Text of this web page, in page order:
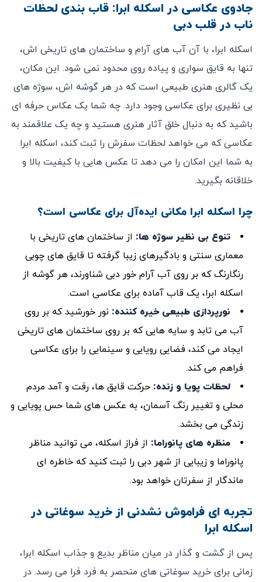
جادوی عکاسی در اسکله ابرا: قاب‌ بندی لحظات
ناب در قلب دبی
اسکله ابرا، با آن آب‌ های آرام و ساختمان‌ های تاریخی‌ اش،
تنها به قایق ‌سواری و پیاده‌ روی محدود نمی‌ شود. این مکان،
یک گالری هنری طبیعی است که در هر گوشه‌ اش، سوژه‌ های
بی ‌نظیری برای عکاسی وجود دارد. چه شما یک عکاس حرفه ‌ای
باشید که به دنبال خلق آثار هنری هستید و چه یک علاقمند به
عکاسی که می‌ خواهد لحظات سفرش را ثبت کند، اسکله ابرا
به شما این امکان را می ‌دهد تا عکس‌ هایی با کیفیت بالا و
خلاقانه بگیرید.
چرا اسکله ابرا مکانی ایده‌آل برای عکاسی است؟
تنوع بی ‌نظیر سوژه‌ ها: از ساختمان‌ های تاریخی با
معماری سنتی و بادگیرهای زیبا گرفته تا قایق ‌های چوبی
رنگارنگ که بر روی آب آرام خور دبی شناورند، هر گوشه از
اسکله ابرا، یک قاب آماده برای عکاسی است.
نورپردازی طبیعی خیره ‌کننده: نور خورشید که بر روی
آب می ‌تابد و سایه‌ هایی که بر روی ساختمان‌ های تاریخی
ایجاد می ‌کند، فضایی رویایی و سینمایی را برای عکاسی
فراهم می ‌کند.
لحظات پویا و زنده: حرکت قایق ‌ها، رفت و آمد مردم
محلی و تغییر رنگ آسمان، به عکس ‌های شما حس پویایی و
زندگی می ‌بخشد.
منظره ‌های پانوراما: از فراز اسکله، می ‌توانید مناظر
پانوراما و زیبایی از شهر دبی را ثبت کنید که خاطره‌ ای
ماندگار از سفرتان خواهد بود.
تجربه ‌ای فراموش ‌نشدنی از خرید سوغاتی در
اسکله ابرا
پس از گشت و گذار در میان مناظر بدیع و جذاب اسکله ابرا،
زمانی برای خرید سوغاتی‌ های منحصر به ‌فرد فرا می ‌رسد. در